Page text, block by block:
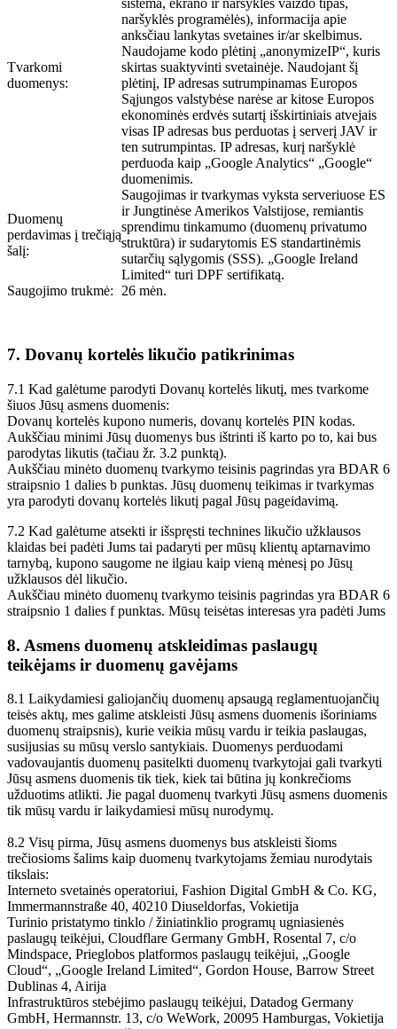
Tvarkomi
duomenys:
naršyklės programėlės), informacija apie
anksčiau lankytas svetaines ir/ar skelbimus.
Naudojame kodo plėtinį „anonymizeIP“, kuris
skirtas suaktyvinti svetainėje. Naudojant šį
plėtinį, IP adresas sutrumpinamas Europos
Sąjungos valstybėse narėse ar kitose Europos
ekonominės erdvės sutartį išskirtiniais atvejais
visas IP adresas bus perduotas į serverį JAV ir
ten sutrumpintas. IP adresas, kurį naršyklė
perduoda kaip „Google Analytics“ „Google“
duomenimis.
Duomenų
perdavimas į trečiąją
šalį:
Saugojimas ir tvarkymas vyksta serveriuose ES
ir Jungtinėse Amerikos Valstijose, remiantis
sprendimu tinkamumo (duomenų privatumo
struktūra) ir sudarytomis ES standartinėmis
sutarčių sąlygomis (SSS). „Google Ireland
Limited“ turi DPF sertifikatą.
Saugojimo trukmė:
26 mėn.
7. Dovanų kortelės likučio patikrinimas
7.1 Kad galėtume parodyti Dovanų kortelės likutį, mes tvarkome
šiuos Jūsų asmens duomenis:
Dovanų kortelės kupono numeris, dovanų kortelės PIN kodas.
Aukščiau minimi Jūsų duomenys bus ištrinti iš karto po to, kai bus
parodytas likutis (tačiau žr. 3.2 punktą).
Aukščiau minėto duomenų tvarkymo teisinis pagrindas yra BDAR 6
straipsnio 1 dalies b punktas. Jūsų duomenų teikimas ir tvarkymas
yra parodyti dovanų kortelės likutį pagal Jūsų pageidavimą.
7.2 Kad galėtume atsekti ir išspręsti technines likučio užklausos
klaidas bei padėti Jums tai padaryti per mūsų klientų aptarnavimo
tarnybą, kupono saugome ne ilgiau kaip vieną mėnesį po Jūsų
užklausos dėl likučio.
Aukščiau minėto duomenų tvarkymo teisinis pagrindas yra BDAR 6
straipsnio 1 dalies f punktas. Mūsų teisėtas interesas yra padėti Jums
8. Asmens duomenų atskleidimas paslaugų
teikėjams ir duomenų gavėjams
8.1 Laikydamiesi galiojančių duomenų apsaugą reglamentuojančių
teisės aktų, mes galime atskleisti Jūsų asmens duomenis išoriniams
duomenų straipsnis), kurie veikia mūsų vardu ir teikia paslaugas,
susijusias su mūsų verslo santykiais. Duomenys perduodami
vadovaujantis duomenų pasitelkti duomenų tvarkytojai gali tvarkyti
Jūsų asmens duomenis tik tiek, kiek tai būtina jų konkrečioms
užduotims atlikti. Jie pagal duomenų tvarkyti Jūsų asmens duomenis
tik mūsų vardu ir laikydamiesi mūsų nurodymų.
8.2 Visų pirma, Jūsų asmens duomenys bus atskleisti šioms
trečiosioms šalims kaip duomenų tvarkytojams žemiau nurodytais
tikslais:
Interneto svetainės operatoriui, Fashion Digital GmbH & Co. KG,
Immermannstraße 40, 40210 Diuseldorfas, Vokietija
Turinio pristatymo tinklo / žiniatinklio programų ugniasienės
paslaugų teikėjui, Cloudflare Germany GmbH, Rosental 7, c/o
Mindspace, Prieglobos platformos paslaugų teikėjui, „Google
Cloud“, „Google Ireland Limited“, Gordon House, Barrow Street
Dublinas 4, Airija
Infrastruktūros stebėjimo paslaugų teikėjui, Datadog Germany
GmbH, Hermannstr. 13, c/o WeWork, 20095 Hamburgas, Vokietija